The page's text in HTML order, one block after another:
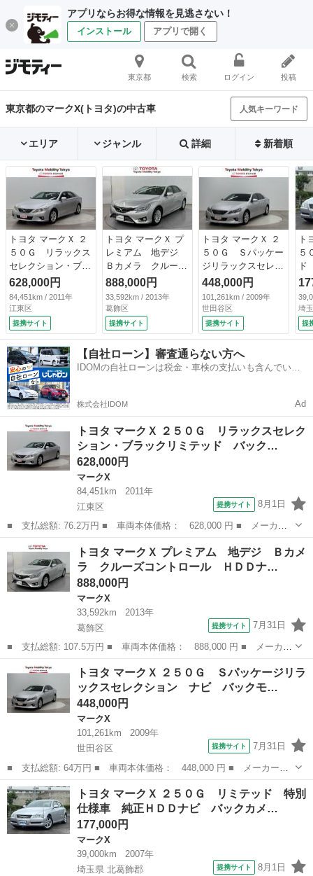
アプリならお得な情報を見逃さない！
インストール アプリで開く
東京都 検索 ログイン 投稿
東京都のマークX(トヨタ)の中古車 人気キーワード
エリア ジャンル 詳細 新着順
トヨタ マークＸ ２
５０Ｇ リラックス
セレクション・ブラ
ックリミテッド バ
ックガイドモニタ
ー 地デジフルセグ
ＴＶ パワーシー
ト ＥＴＣ オート
エアコン カーテン
エアバッグ ナビＴ
Ｖ パワーウィンド
ウ キーレス 盗難
防止システム ＨＤ
Ｄナビ ＤＶＤ パ
ワーステアリング
628,000円
84,451km / 2011年
江東区
提携サイト
トヨタ マークＸ プ
レミアム 地デジ
Ｂカメラ クルーズ
コントロール ＨＤ
Ｄナビ 電動シー
ト アルミホイー
ル イモビ オート
エアコン ＥＴＣ
ミュージックプレイ
ヤー接続可 記録
簿 横滑り防止 Ｔ
パワステ ＡＢＳ
888,000円
33,592km / 2013年
葛飾区
提携サイト
トヨタ マークＸ ２
５０Ｇ Ｓパッケー
ジリラックスセレク
ション ナビ バッ
クモニター スマー
トキー ＥＴＣ付
き 地デジＴＶ パ
ワーシート ＤＶＤ
再生 サイドエアバ
ック ナビＴＶ メ
モリーナビ アル
スポイラー （車検
整備付）
448,000円
101,261km / 2009年
世田谷区
提携サイト
ト
５
正
ク
テ
ー
前
ン
ス
埼
提
【自社ローン】審査通らない方へ
IDOMの自社ローンは税金・車検の支払いも含んでいる
株式会社IDOM Ad
トヨタ マークＸ ２５０Ｇ リラックスセレク
ション・ブラックリミテッド バック…
628,000円
マークX
84,451km
2011年
江東区
提携サイト 8月1日
■ 支払総額: 76.2万円 ■ 車両本体価格： 628,000 円 ■ メーカー
名： トヨタ ■ 車種名： マークＸ ■ グレード名： ２５０Ｇ
リラックスセレクション・ブラックリミテッド バックガイドモニタ
ー 地デジフ...
東京 マークX
トヨタ マークＸ プレミアム 地デジ Ｂカメ
ラ クルーズコントロール ＨＤＤナ…
888,000円
マークX
33,592km
2013年
葛飾区
提携サイト 7月31日
■ 支払総額: 107.5万円 ■ 車両本体価格： 888,000 円 ■ メーカー
名： トヨタ ■ 車種名： マークＸ ■ グレード名： プレミア
ム 地デジ Ｂカメラ クルーズコントロール ＨＤＤナビ 電動シ
ート アルミ...
東京 葛飾区 マークX
トヨタ マークＸ ２５０Ｇ Ｓパッケージリラ
ックスセレクション ナビ バックモ…
448,000円
マークX
101,261km
2009年
世田谷区
提携サイト 7月31日
■ 支払総額: 64万円 ■ 車両本体価格： 448,000 円 ■ メーカー
名： トヨタ ■ 車種名： マークＸ ■ グレード名： ２５０Ｇ
Ｓパッケージリラックスセレクション ナビ バックモニター スマ
ートキー ＥＴＣ...
東京 世田谷区 マークX
トヨタ マークＸ ２５０Ｇ リミテッド 特別
仕様車 純正ＨＤＤナビ バックカメ…
177,000円
マークX
39,000km
2007年
埼玉県 北葛飾郡
提携サイト 8月1日